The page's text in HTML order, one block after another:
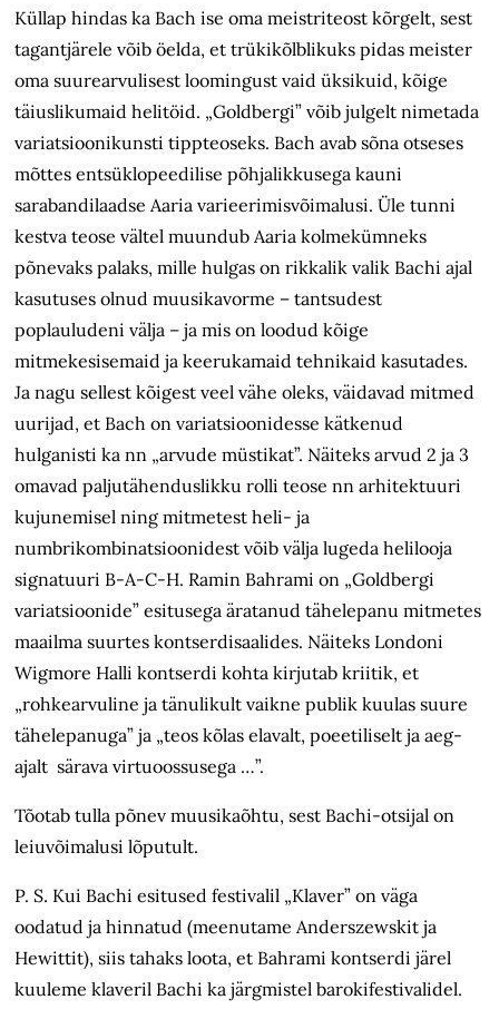
Küllap hindas ka Bach ise oma meistriteost kõrgelt, sest
tagantjärele võib öelda, et trükikõlblikuks pidas meister
oma suurearvulisest loomingust vaid üksikuid, kõige
täiuslikumaid helitöid. „Goldbergi” võib julgelt nimetada
variatsioonikunsti tippteoseks. Bach avab sõna otseses
mõttes entsüklopeedilise põhjalikkusega kauni
sarabandilaadse Aaria varieerimisvõimalusi. Üle tunni
kestva teose vältel muundub Aaria kolmekümneks
põnevaks palaks, mille hulgas on rikkalik valik Bachi ajal
kasutuses olnud muusikavorme – tantsudest
poplauludeni välja – ja mis on loodud kõige
mitmekesisemaid ja keerukamaid tehnikaid kasutades.
Ja nagu sellest kõigest veel vähe oleks, väidavad mitmed
uurijad, et Bach on variatsioonidesse kätkenud
hulganisti ka nn „arvude müstikat”. Näiteks arvud 2 ja 3
omavad paljutähenduslikku rolli teose nn arhitektuuri
kujunemisel ning mitmetest heli- ja
numbrikombinatsioonidest võib välja lugeda helilooja
signatuuri B-A-C-H. Ramin Bahrami on „Goldbergi
variatsioonide” esitusega äratanud tähelepanu mitmetes
maailma suurtes kontserdisaalides. Näiteks Londoni
Wigmore Halli kontserdi kohta kirjutab kriitik, et
„rohkearvuline ja tänulikult vaikne publik kuulas suure
tähelepanuga” ja „teos kõlas elavalt, poeetiliselt ja aeg-
ajalt särava virtuoossusega …”.
Tõotab tulla põnev muusikaõhtu, sest Bachi-otsijal on
leiuvõimalusi lõputult.
P. S. Kui Bachi esitused festivalil „Klaver” on väga
oodatud ja hinnatud (meenutame Anderszewskit ja
Hewittit), siis tahaks loota, et Bahrami kontserdi järel
kuuleme klaveril Bachi ka järgmistel barokifestivalidel.